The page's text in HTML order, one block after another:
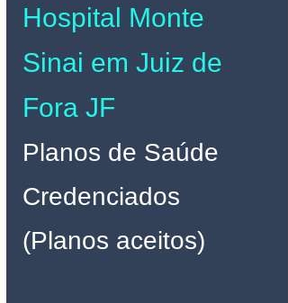
Hospital Monte
Sinai em Juiz de
Fora JF
Planos de Saúde
Credenciados
(Planos aceitos)